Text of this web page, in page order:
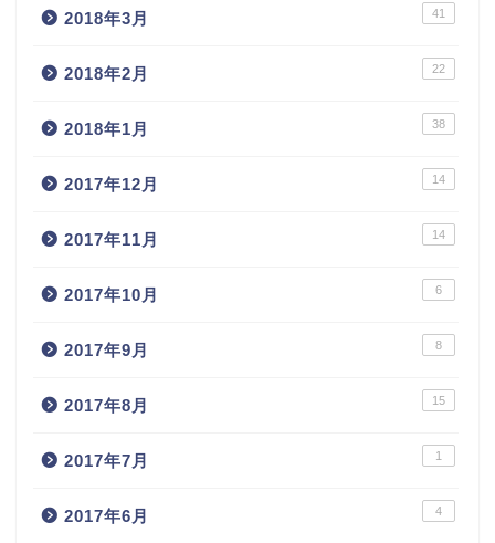
2018年3月 41
2018年2月 22
2018年1月 38
2017年12月 14
2017年11月 14
2017年10月 6
2017年9月 8
2017年8月 15
2017年7月 1
2017年6月 4